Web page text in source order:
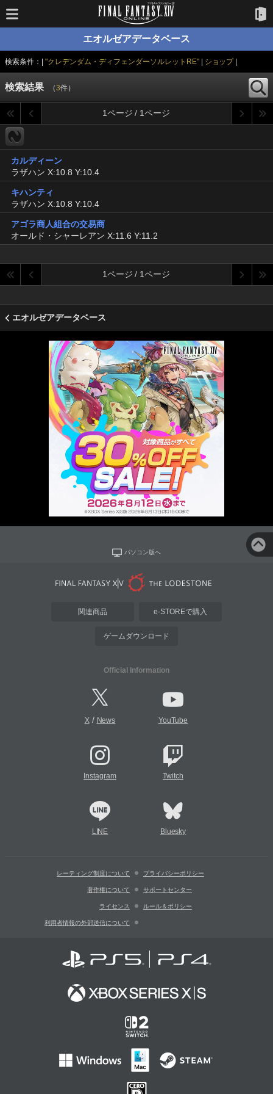
エオルゼアデータベース
検索条件：| "クレデンダム・ディフェンダーソルレットRE"| ショップ|
検索結果 （3件）
1ページ / 1ページ
カルディーン
ラザハン X:10.8 Y:10.4
キハンティ
ラザハン X:10.8 Y:10.4
アゴラ商人組合の交易商
オールド・シャーレアン X:11.6 Y:11.2
1ページ / 1ページ
エオルゼアデータベース
パソコン版へ
関連商品 e-STOREで購入
ゲームダウンロード
Official Information
X/ News YouTube
Instagram Twitch
LINE Bluesky
レーティング制度について プライバシーポリシー
著作権について サポートセンター
ライセンス ルール＆ポリシー
利用者情報の外部送信について